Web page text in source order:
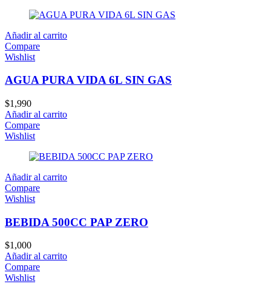
Añadir al carrito
Compare
Wishlist
AGUA PURA VIDA 6L SIN GAS
$1,990
Añadir al carrito
Compare
Wishlist
Añadir al carrito
Compare
Wishlist
BEBIDA 500CC PAP ZERO
$1,000
Añadir al carrito
Compare
Wishlist